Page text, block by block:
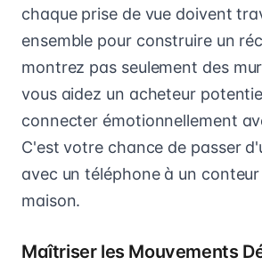
chaque prise de vue doivent
ensemble pour construire un
montrez pas seulement des
vous aidez un acheteur
connecter émotionnellement
C'est votre chance de passer
avec un téléphone à un
maison.
Maîtriser les Mouvements